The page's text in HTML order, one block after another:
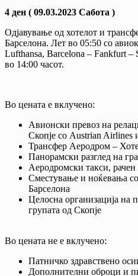
4 ден ( 09.03.2023 Сабота )
Одјавување од хотелот и
Барселона. Лет во 05:50 со
Lufthansa, Barcelona – Fankfurt –
во 14:00 часот.
Во цената е вклучено:
Авионски превоз на
Скопје со Austrian Airlines
Трансфер Аеродром –
Панорамски разглед на
Аеродромски такси,
Сместување и ноќевања
Барселона
Целосна организација на
групата од Скопје
Во цената не е вклучено:
Патничко здравствено
Дополнителни оброци и